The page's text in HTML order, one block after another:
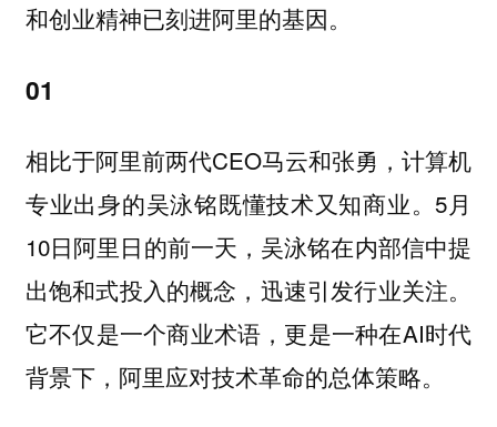
和创业精神已刻进阿里的基因。
01
相比于阿里前两代CEO马云和张勇，计算机
专业出身的吴泳铭既懂技术又知商业。5月
10日阿里日的前一天，吴泳铭在内部信中提
出饱和式投入的概念，迅速引发行业关注。
它不仅是一个商业术语，更是一种在AI时代
背景下，阿里应对技术革命的总体策略。